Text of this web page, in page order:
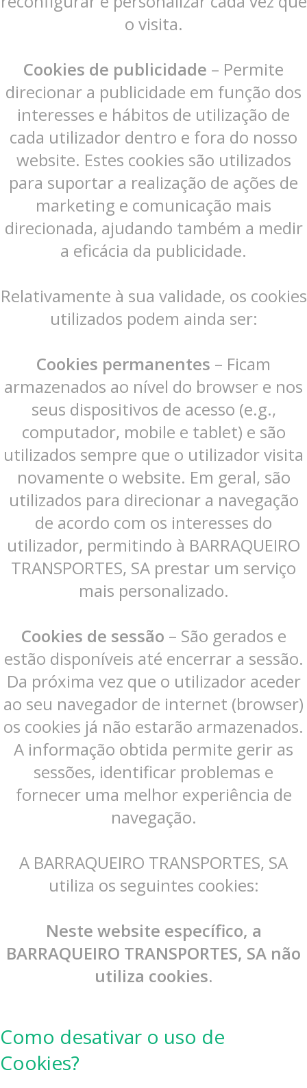
o visita.
Cookies de publicidade – Permite
direcionar a publicidade em função dos
interesses e hábitos de utilização de
cada utilizador dentro e fora do nosso
website. Estes cookies são utilizados
para suportar a realização de ações de
marketing e comunicação mais
direcionada, ajudando também a medir
a eficácia da publicidade.
Relativamente à sua validade, os cookies
utilizados podem ainda ser:
Cookies permanentes – Ficam
armazenados ao nível do browser e nos
seus dispositivos de acesso (e.g.,
computador, mobile e tablet) e são
utilizados sempre que o utilizador visita
novamente o website. Em geral, são
utilizados para direcionar a navegação
de acordo com os interesses do
utilizador, permitindo à BARRAQUEIRO
TRANSPORTES, SA prestar um serviço
mais personalizado.
Cookies de sessão – São gerados e
estão disponíveis até encerrar a sessão.
Da próxima vez que o utilizador aceder
ao seu navegador de internet (browser)
os cookies já não estarão armazenados.
A informação obtida permite gerir as
sessões, identificar problemas e
fornecer uma melhor experiência de
navegação.
A BARRAQUEIRO TRANSPORTES, SA
utiliza os seguintes cookies:
Neste website específico, a
BARRAQUEIRO TRANSPORTES, SA não
utiliza cookies.
Como desativar o uso de
Cookies?